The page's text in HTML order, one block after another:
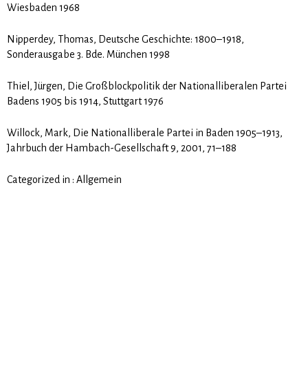
Wiesbaden 1968
Nipperdey, Thomas, Deutsche Geschichte: 1800–1918,
Sonderausgabe 3. Bde. München 1998
Thiel, Jürgen, Die Großblockpolitik der Nationalliberalen Partei
Badens 1905 bis 1914, Stuttgart 1976
Willock, Mark, Die Nationalliberale Partei in Baden 1905–1913,
Jahrbuch der Hambach-Gesellschaft 9, 2001, 71–188
Categorized in : Allgemein